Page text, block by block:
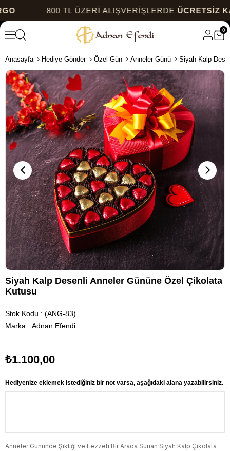
800 TL ÜZERİ ALIŞVERİŞLERDEÜCRETSİZ KARGO
0
Anasayfa Hediye Gönder Özel Gün Anneler Günü Siyah Kalp
Siyah Kalp Desenli Anneler Gününe Özel Çikolata
Kutusu
Stok Kodu
(ANG-83)
Marka : Adnan Efendi
₺1.100,00
Hediyenize eklemek istediğiniz bir not varsa, aşağıdaki alana yazabilirsiniz.
Anneler Gününde Şıklığı ve Lezzeti Bir Arada Sunan Siyah Kalp Çikolata